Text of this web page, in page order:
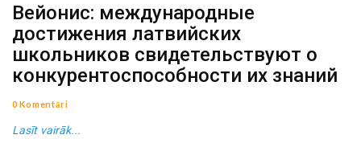
Вейонис: международные
достижения латвийских
школьников свидетельствуют о
конкурентоспособности их знаний
0 Komentāri
Lasīt vairāk...